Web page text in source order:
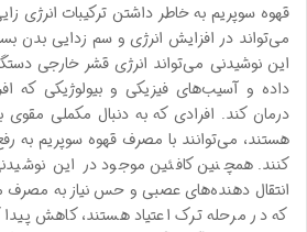
قهوه سوپریم به خاطر داشتن ترکیبات انرژی
می‌تواند در افزایش انرژی و سم زدایی بدن
این نوشیدنی می‌تواند انرژی قشر خارجی
داده و آسیب‌های فیزیکی و بیولوژیکی که
درمان کند. افرادی که به دنبال مکملی
هستند، می‌توانند با مصرف قهوه سوپریم به
کنند. همچنین کافئین موجود در این
انتقال دهنده‌های عصبی و حس نیاز به مصرف
که در مرحله ترک اعتیاد هستند، کاهش